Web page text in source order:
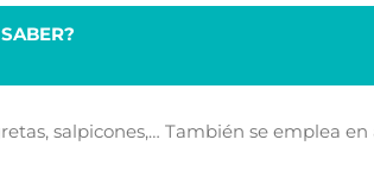
salpicones,… También se emplea en